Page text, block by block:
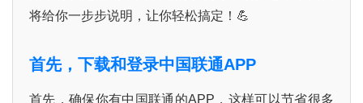
将给你一步步说明，让你轻松搞定！💪
首先，下载和登录中国联通APP
首先，确保你有中国联通的APP，这样可以节省很多